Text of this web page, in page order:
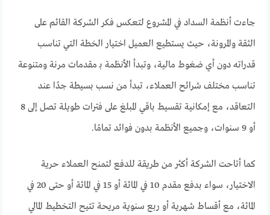
جاءت أنظمة السداد في المشروع لتعكس فكر الشركة القائم على
الثقة والمرونة، حيث يستطيع العميل اختيار الخطة التي تناسب
قدراته دون أي ضغوط مالية، وتبدأ الأنظمة بـ مقدمات مرنة ومتنوعة
تناسب مختلف شرائح العملاء، تبدأ من نسب بسيطة جدًا عند
التعاقد، مع إمكانية تقسيط باقي المبلغ على فترات طويلة تصل إلى 8
أو 9 سنوات، وجميع الأنظمة بدون فوائد تمامًا.
كما أتاحت الشركة أكثر من طريقة للدفع لتمنح العملاء حرية
الاختيار، سواء بدفع مقدم 10 في المائة أو 15 في المائة أو حتى 20 في
المائة، مع أقساط شهرية أو ربع سنوية مريحة تتيح التخطيط المالي